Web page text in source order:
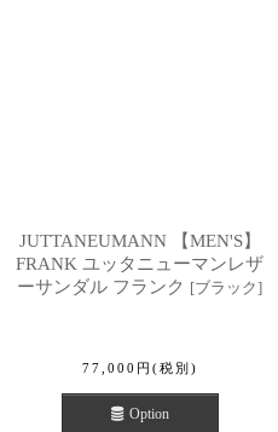
JUTTANEUMANN 【MEN'S】
FRANK ユッタニューマンレザ
ーサンダル フランク [ブラック]
77,000 円 (税別)
Option